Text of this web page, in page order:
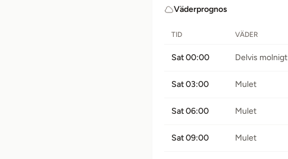
Väderprognos
TID VÄDER
Sat 00:00 Delvis molnigt
Sat 03:00 Mulet
Sat 06:00 Mulet
Sat 09:00 Mulet